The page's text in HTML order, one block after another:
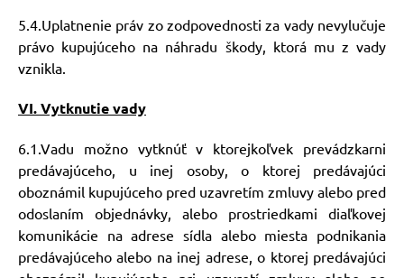
5.4.Uplatnenie práv zo zodpovednosti za vady nevylučuje
právo kupujúceho na náhradu škody, ktorá mu z vady
vznikla.
VI. Vytknutie vady
6.1.Vadu možno vytknúť v ktorejkoľvek prevádzkarni
predávajúceho, u inej osoby, o ktorej predávajúci
oboznámil kupujúceho pred uzavretím zmluvy alebo pred
odoslaním objednávky, alebo prostriedkami diaľkovej
komunikácie na adrese sídla alebo miesta podnikania
predávajúceho alebo na inej adrese, o ktorej predávajúci